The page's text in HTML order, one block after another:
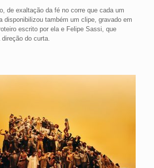
de exaltação da fé no corre que cada um
disponibilizou também um clipe, gravado em
escrito por ela e Felipe Sassi, que
do curta.